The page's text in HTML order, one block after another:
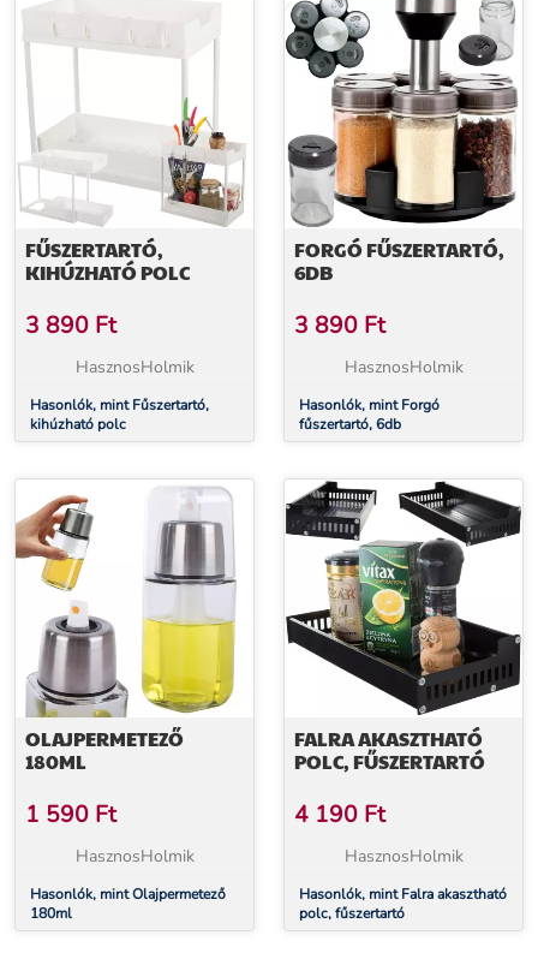
FŰSZERTARTÓ,
KIHÚZHATÓ POLC
3 890 Ft
HasznosHolmik
Hasonlók, mint Fűszertartó,
kihúzható polc
FORGÓ FŰSZERTARTÓ,
6DB
3 890 Ft
HasznosHolmik
Hasonlók, mint Forgó
fűszertartó, 6db
OLAJPERMETEZŐ
180ML
1 590 Ft
HasznosHolmik
Hasonlók, mint Olajpermetező
180ml
FALRA AKASZTHATÓ
POLC, FŰSZERTARTÓ
4 190 Ft
HasznosHolmik
Hasonlók, mint Falra akasztható
polc, fűszertartó